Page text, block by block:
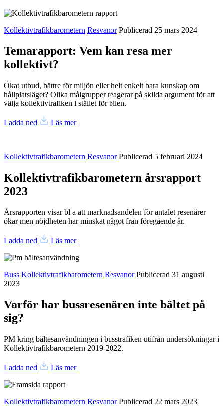
Kollektivtrafikbarometern Resvanor Publicerad 25 mars 2024
Temarapport: Vem kan resa mer
kollektivt?
Ökat utbud, bättre för miljön eller helt enkelt bara kunskap om
hållplatsläget? Olika målgrupper reagerar på skilda argument för att
välja kollektivtrafiken i stället för bilen.
Ladda ned Läs mer
Kollektivtrafikbarometern Resvanor Publicerad 5 februari 2024
Kollektivtrafikbarometern årsrapport
2023
Årsrapporten visar bl a att marknadsandelen för antalet resenärer
ökar men nöjdheten har minskat något från föregående år.
Ladda ned Läs mer
Buss Kollektivtrafikbarometern Resvanor Publicerad 31 augusti
2023
Varför har bussresenären inte bältet på
sig?
PM kring bältesanvändningen i busstrafiken utifrån undersökningar i
Kollektivtrafikbarometern 2019-2022.
Ladda ned Läs mer
Kollektivtrafikbarometern Resvanor Publicerad 22 mars 2023